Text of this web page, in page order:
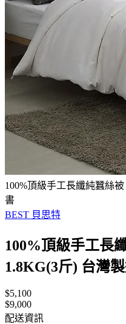
100%頂級手工長纖純蠶絲
書
BEST 貝思特
100%頂級手工長
1.8KG(3斤) 台灣
$5,100
$9,000
配送資訊